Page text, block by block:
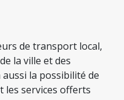
de transport local,
la ville et des
la possibilité de
les services offerts